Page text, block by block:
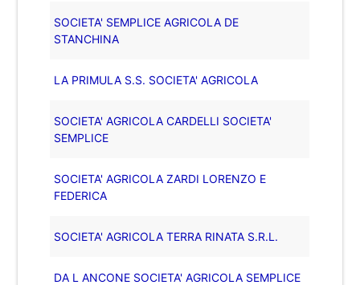
SOCIETA' SEMPLICE AGRICOLA DE
STANCHINA
LA PRIMULA S.S. SOCIETA' AGRICOLA
SOCIETA' AGRICOLA CARDELLI SOCIETA'
SEMPLICE
SOCIETA' AGRICOLA ZARDI LORENZO E
FEDERICA
SOCIETA' AGRICOLA TERRA RINATA S.R.L.
DA L ANCONE SOCIETA' AGRICOLA SEMPLICE